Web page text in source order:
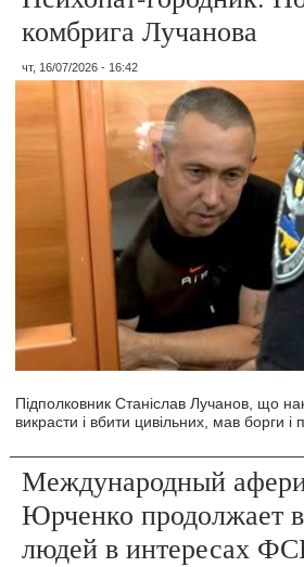
комбрига Лучанова
чт, 16/07/2026 - 16:42
Підполковник Станіслав Лучанов, що
викрасти і вбити цивільних, мав борги і
Международный
Юрченко продолжает
людей в интересах